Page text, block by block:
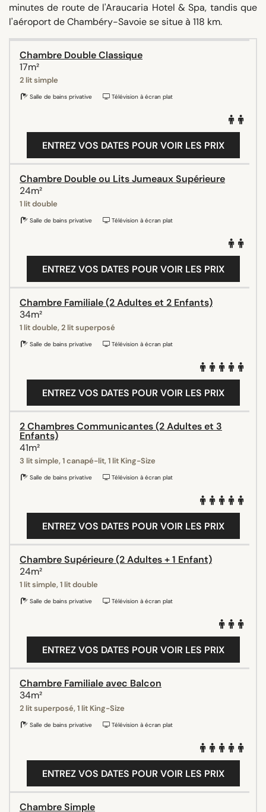
minutes de route de l'Araucaria Hotel & Spa, tandis que
l'aéroport de Chambéry-Savoie se situe à 118 km.
Chambre Double Classique
17m²
2 lit simple
Salle de bains privative Télévision à écran plat
ENTREZ VOS DATES POUR VOIR LES PRIX
Chambre Double ou Lits Jumeaux Supérieure
24m²
1 lit double
Salle de bains privative Télévision à écran plat
ENTREZ VOS DATES POUR VOIR LES PRIX
Chambre Familiale (2 Adultes et 2 Enfants)
34m²
1 lit double, 2 lit superposé
Salle de bains privative Télévision à écran plat
ENTREZ VOS DATES POUR VOIR LES PRIX
2 Chambres Communicantes (2 Adultes et 3
Enfants)
41m²
3 lit simple, 1 canapé-lit, 1 lit King-Size
Salle de bains privative Télévision à écran plat
ENTREZ VOS DATES POUR VOIR LES PRIX
Chambre Supérieure (2 Adultes + 1 Enfant)
24m²
1 lit simple, 1 lit double
Salle de bains privative Télévision à écran plat
ENTREZ VOS DATES POUR VOIR LES PRIX
Chambre Familiale avec Balcon
34m²
2 lit superposé, 1 lit King-Size
Salle de bains privative Télévision à écran plat
ENTREZ VOS DATES POUR VOIR LES PRIX
Chambre Simple